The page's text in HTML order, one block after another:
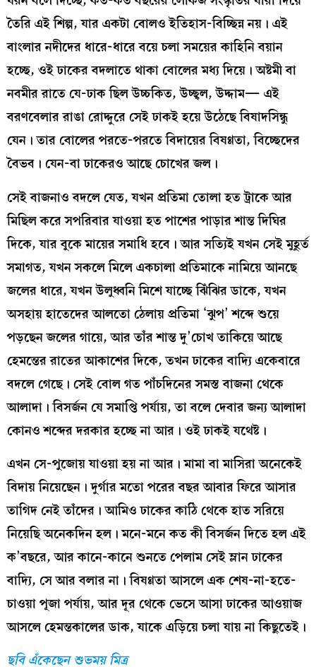
তৈরি এই শিল্প, যার একটা বোলও ইতিহাস-বিচ্ছিন্ন নয়। এই
বাংলার নদীদের ধারে-ধারে বয়ে চলা সময়ের কাহিনি বয়ান
হচ্ছে, ওই ঢাকের বদলাতে থাকা বোলের মধ্য দিয়ে। অষ্টমী বা
নবমীর রাতে যে-ঢাক ছিল উচ্চকিত, উচ্ছ্বল, উদ্দাম— এই
বরণবেলার রাঙা রোদ্দুরে সেই ঢাকই হয়ে উঠেছে বিষাদসিন্ধু
যেন। তার বোলের পরতে-পরতে বিদায়ের বিষণ্ণতা, বিচ্ছেদের
বৈভব। যেন-বা ঢাকেরও আছে চোখের জল।
সেই বাজনাও বদলে যেত, যখন প্রতিমা তোলা হত ট্রাকে আর
মিছিল করে সপরিবার যাওয়া হত পাশের পাড়ার শান্ত দিঘির
দিকে, যার বুকে মায়ের সমাধি হবে। আর সত্যিই যখন সেই মুহূর্ত
সমাগত, যখন সকলে মিলে একচালা প্রতিমাকে নামিয়ে আনছে
জলের ধারে, যখন উলুধ্বনি মিশে যাচ্ছে ঝিঁঝির ডাকে, যখন
অসহায় হাতেদের আলতো ঠেলায় প্রতিমা ‘ঝুপ’ শব্দে শুয়ে
পড়ছেন জলের গায়ে, আর তাঁর শান্ত দু’চোখ তাকিয়ে আছে
হেমন্তের রাতের আকাশের দিকে, তখন ঢাকের বাদ্যি একেবারে
বদলে গেছে। সেই বোল গত পাঁচদিনের সমস্ত বাজনা থেকে
আলাদা। বিসর্জন যে সমাপ্তি পর্যায়, তা বলে দেবার জন্য আলাদা
কোনও শব্দের দরকার হচ্ছে না আর। ওই ঢাকই যথেষ্ট।
এখন সে-পুজোয় যাওয়া হয় না আর। মামা বা মাসিরা অনেকেই
বিদায় নিয়েছেন। দুর্গার মতো পরের বছর আবার ফিরে আসার
তাগিদ নেই তাঁদের। আমিও ঢাকের কাঠি থেকে হাত সরিয়ে
নিয়েছি অনেকদিন হল। মনে-মনে কত কী বিসর্জন দিতে হল এই
ক’বছরে, আর কানে-কানে শুনতে পেলাম সেই ম্লান ঢাকের
বাদ্যি, সে আর বলার না। বিষণ্ণতা আসলে এক শেষ-না-হতে-
চাওয়া পূজা পর্যায়, আর দূর থেকে ভেসে আসা ঢাকের আওয়াজ
আসলে হেমন্তকালের ডাক, যাকে এড়িয়ে চলা যায় না কিছুতেই।
ছবি এঁকেছেন শুভময় মিত্র